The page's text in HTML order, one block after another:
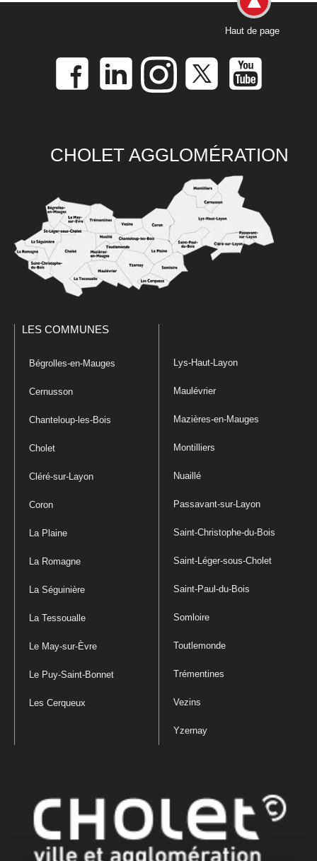
Haut de page
CHOLET AGGLOMÉRATION
LES COMMUNES
Bégrolles-en-Mauges
Cernusson
Chanteloup-les-Bois
Cholet
Cléré-sur-Layon
Coron
La Plaine
La Romagne
La Séguinière
La Tessoualle
Le May-sur-Èvre
Le Puy-Saint-Bonnet
Les Cerqueux
Lys-Haut-Layon
Maulévrier
Mazières-en-Mauges
Montilliers
Nuaillé
Passavant-sur-Layon
Saint-Christophe-du-Bois
Saint-Léger-sous-Cholet
Saint-Paul-du-Bois
Somloire
Toutlemonde
Trémentines
Vezins
Yzernay